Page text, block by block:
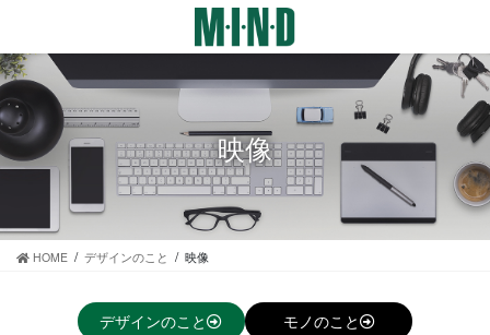
テ
ン
ツ
に
移
動
ゲ
ー
シ
ョ
ン
に
映像
HOME デザインのこと 映像
デザインのこと モノのこと